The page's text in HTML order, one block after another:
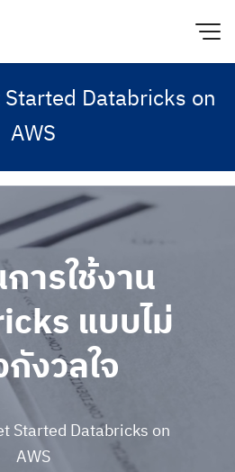
Databricks on
AWS
ารใช้งาน
แบบไม่
งวลใจ
Started Databricks on
AWS